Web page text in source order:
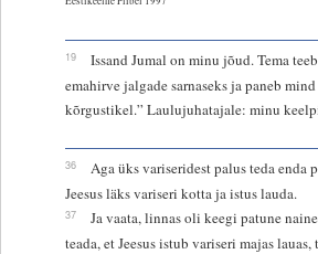
19
Issand Jumal on minu jõud. Tema
emahirve jalgade sarnaseks ja paneb
kõrgustikel.” Laulujuhatajale: minu
36
Aga üks variseridest palus teda enda
Jeesus läks variseri kotta ja istus lauda.
37
Ja vaata, linnas oli keegi patune
teada, et Jeesus istub variseri majas lauas,